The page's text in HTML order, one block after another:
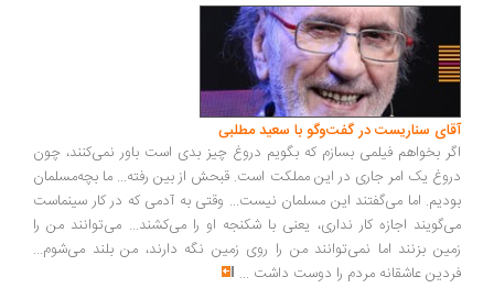
سناریست در گفت‌وگو با سعید مطلبی
بخواهم فیلمی بسازم که بگویم دروغ چیز بدی است باور نمی‌کنند، چون
یک امر جاری در این مملکت است. قبحش از بین رفته... ما بچه‌مسلمان
اما می‌گفتند این مسلمان نیست... وقتی به آدمی که در کار سینماست
اجازه کار نداری، یعنی با شکنجه او را می‌کشند... می‌توانند من را
بزنند اما نمی‌توانند من را روی زمین نگه دارند، من بلند می‌شوم...
عاشقانه مردم را دوست داشت ...